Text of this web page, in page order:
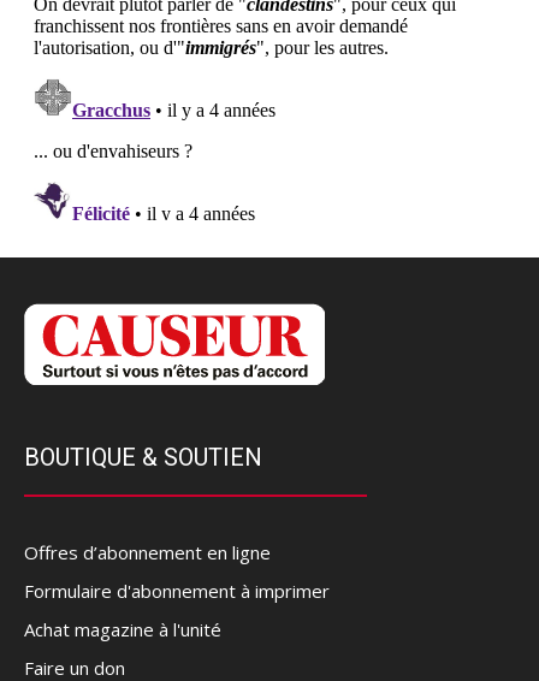
BOUTIQUE & SOUTIEN
Offres d’abonnement en ligne
Formulaire d'abonnement à imprimer
Achat magazine à l'unité
Faire un don